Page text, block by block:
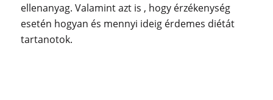
ellenanyag. Valamint azt is , hogy érzékenység
esetén hogyan és mennyi ideig érdemes diétát
tartanotok.